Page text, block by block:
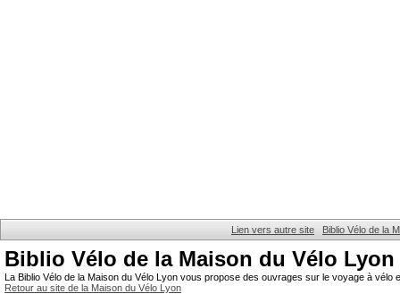
Lien vers autre site Biblio Vélo de la
Biblio Vélo de la Maison du Vélo Lyon
La Biblio Vélo de la Maison du Vélo Lyon vous propose des ouvrages sur le voyage à
Retour au site de la Maison du Vélo Lyon